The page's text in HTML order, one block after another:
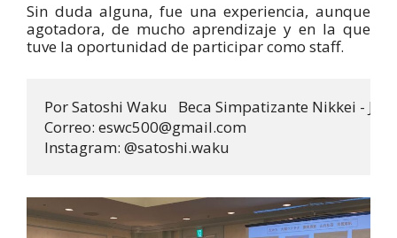
Sin duda alguna, fue una experiencia, aunque
agotadora, de mucho aprendizaje y en la que
tuve la oportunidad de participar como staff.
Por Satoshi Waku   Beca Simpatizante Nikkei -
Correo: eswc500@gmail.com
Instagram: @satoshi.waku